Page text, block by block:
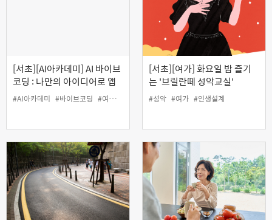
[서초][AI아카데미] AI 바이브
코딩 : 나만의 아이디어로 앱
만들기
#AI아카데미 #바이브코딩 #여가 #인생설계 #코딩
[서초][여가] 화요일 밤 즐기
는 '브릴란떼 성악교실'
#성악 #여가 #인생설계